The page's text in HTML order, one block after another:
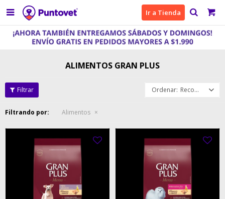
 Ir a Tienda
ALIMENTOS GRAN PLUS
Recomendados
Filtrando por: Alimentos